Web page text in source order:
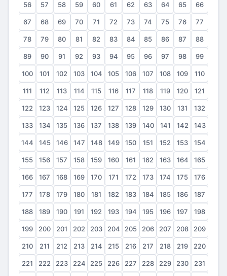
56 57 58 59 60 61 62 63 64 65 66
67 68 69 70 71 72 73 74 75 76 77
78 79 80 81 82 83 84 85 86 87 88
89 90 91 92 93 94 95 96 97 98 99
100 101 102 103 104 105 106 107 108 109 110
111 112 113 114 115 116 117 118 119 120 121
122 123 124 125 126 127 128 129 130 131 132
133 134 135 136 137 138 139 140 141 142 143
144 145 146 147 148 149 150 151 152 153 154
155 156 157 158 159 160 161 162 163 164 165
166 167 168 169 170 171 172 173 174 175 176
177 178 179 180 181 182 183 184 185 186 187
188 189 190 191 192 193 194 195 196 197 198
199 200 201 202 203 204 205 206 207 208 209
210 211 212 213 214 215 216 217 218 219 220
221 222 223 224 225 226 227 228 229 230 231